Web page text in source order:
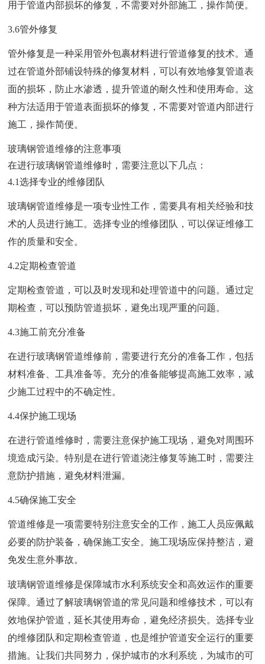
用于管道内部损坏的修复，不需要对外部施工，操作简便。
3.6管外修复
管外修复是一种采用管外包裹材料进行管道修复的技术。通
过在管道外部铺设特殊的修复材料，可以有效地修复管道表
面的损坏，防止水渗透，提升管道的耐久性和使用寿命。这
种方法适用于管道表面损坏的修复，不需要对管道内部进行
施工，操作简便。
玻璃钢管道维修的注意事项
在进行玻璃钢管道维修时，需要注意以下几点：
4.1选择专业的维修团队
玻璃钢管道维修是一项专业性工作，需要具有相关经验和技
术的人员进行施工。选择专业的维修团队，可以保证维修工
作的质量和安全。
4.2定期检查管道
定期检查管道，可以及时发现和处理管道中的问题。通过定
期检查，可以预防管道损坏，避免出现严重的问题。
4.3施工前充分准备
在进行玻璃钢管道维修前，需要进行充分的准备工作，包括
材料准备、工具准备等。充分的准备能够提高施工效率，减
少施工过程中的不确定性。
4.4保护施工现场
在进行管道维修时，需要注意保护施工现场，避免对周围环
境造成污染。特别是在进行管道浇注修复等施工时，需要注
意防护措施，避免材料泄漏。
4.5确保施工安全
管道维修是一项需要特别注意安全的工作，施工人员应佩戴
必要的防护装备，确保施工安全。施工现场应保持整洁，避
免发生意外事故。
玻璃钢管道维修是保障城市水利系统安全和高效运作的重要
保障。通过了解玻璃钢管道的常见问题和维修技术，可以有
效地保护管道，延长其使用寿命，避免经济损失。选择专业
的维修团队和定期检查管道，也是维护管道安全运行的重要
措施。让我们共同努力，保护城市的水利系统，为城市的可